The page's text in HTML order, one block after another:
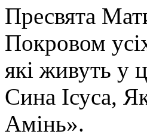
Пресвята
Покровом
які живуть у
Сина Ісуса,
Амінь».